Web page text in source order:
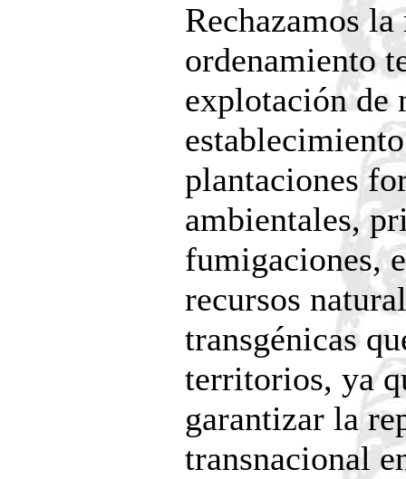
Rechazamos
ordenamiento
explotación de
plantaciones
ambientales,
fumigaciones,
recursos
transgénicas
territorios, ya
garantizar la
transnacional